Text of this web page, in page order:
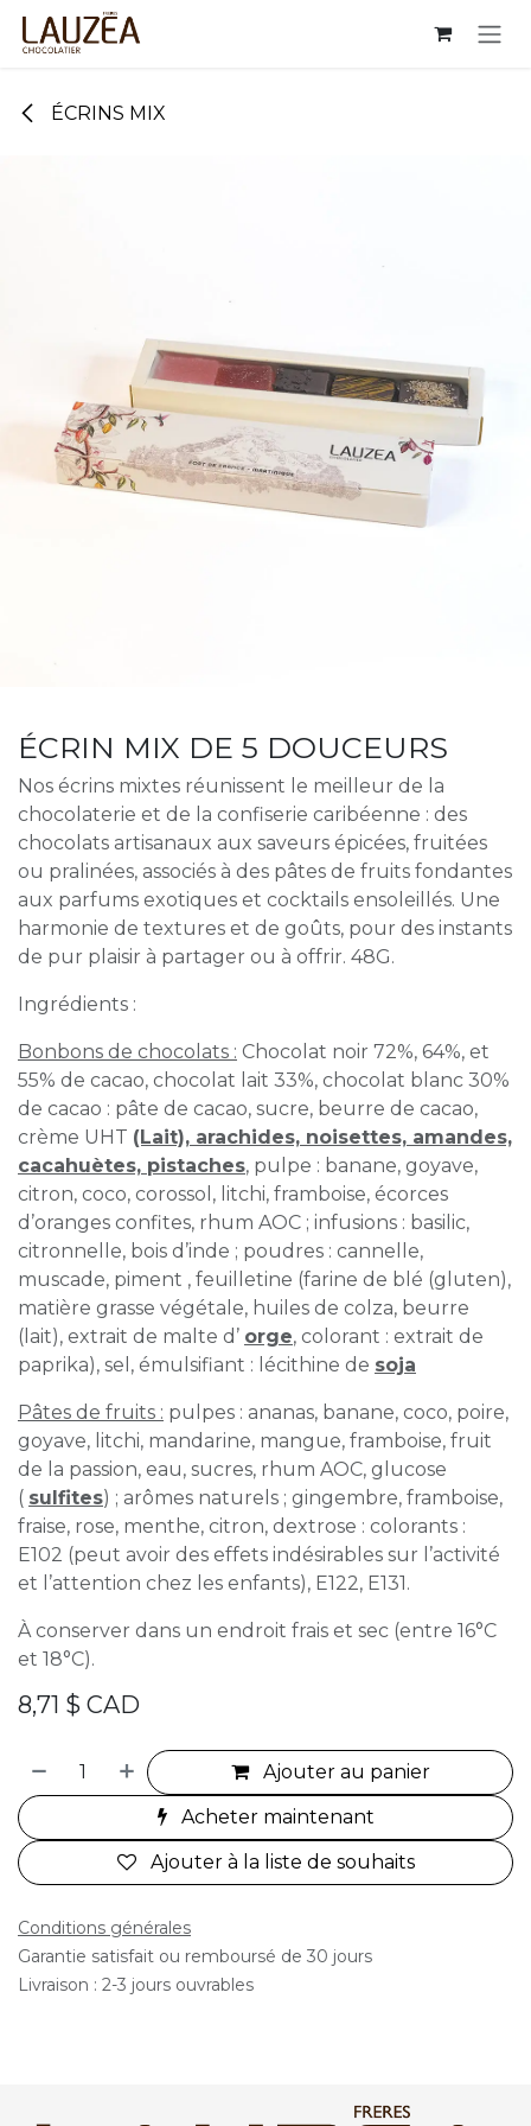
Se rendre au contenu
ÉCRINS MIX
ÉCRIN MIX DE 5 DOUCEURS
Nos écrins mixtes réunissent le meilleur de la
chocolaterie et de la confiserie caribéenne : des
chocolats artisanaux aux saveurs épicées, fruitées
ou pralinées, associés à des pâtes de fruits fondantes
aux parfums exotiques et cocktails ensoleillés. Une
harmonie de textures et de goûts, pour des instants
de pur plaisir à partager ou à offrir. 48G.
Ingrédients :
Bonbons de chocolats : Chocolat noir 72%, 64%, et
55% de cacao, chocolat lait 33%, chocolat blanc 30%
de cacao : pâte de cacao, sucre, beurre de cacao,
crème UHT (Lait), arachides, noisettes, amandes,
cacahuètes, pistaches, pulpe : banane, goyave,
citron, coco, corossol, litchi, framboise, écorces
d’oranges confites, rhum AOC ; infusions : basilic,
citronnelle, bois d’inde ; poudres : cannelle,
muscade, piment , feuilletine (farine de blé (gluten),
matière grasse végétale, huiles de colza, beurre
(lait), extrait de malte d’ orge, colorant : extrait de
paprika), sel, émulsifiant : lécithine de soja
Pâtes de fruits : pulpes : ananas, banane, coco, poire,
goyave, litchi, mandarine, mangue, framboise, fruit
de la passion, eau, sucres, rhum AOC, glucose
( sulfites) ; arômes naturels ; gingembre, framboise,
fraise, rose, menthe, citron, dextrose : colorants :
E102 (peut avoir des effets indésirables sur l’activité
et l’attention chez les enfants), E122, E131.
À conserver dans un endroit frais et sec (entre 16°C
et 18°C).
8,71 $ CAD
Ajouter au panier
Acheter maintenant
Ajouter à la liste de souhaits
Conditions générales
Garantie satisfait ou remboursé de 30 jours
Livraison : 2-3 jours ouvrables